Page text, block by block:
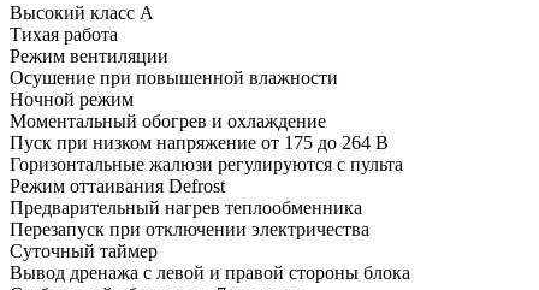
Высокий класс А
Тихая работа
Режим вентиляции
Осушение при повышенной влажности
Ночной режим
Моментальный обогрев и охлаждение
Пуск при низком напряжение от 175 до 264 В
Горизонтальные жалюзи регулируются с пульта
Режим оттаивания Defrost
Предварительный нагрев теплообменника
Перезапуск при отключении электричества
Суточный таймер
Вывод дренажа с левой и правой стороны блока